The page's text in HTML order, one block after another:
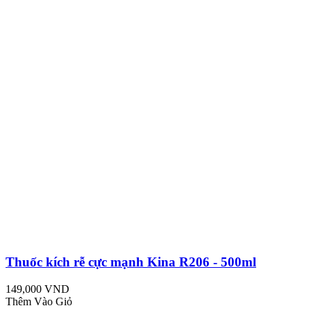
Thuốc kích rễ cực mạnh Kina R206 - 500ml
149,000 VND
Thêm Vào Giỏ